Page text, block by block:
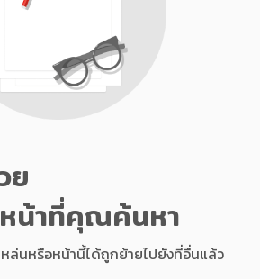
ย
หน้าที่คุณค้นหา
นหรือหน้านี้ได้ถูกย้ายไปยังที่อื่นแล้ว